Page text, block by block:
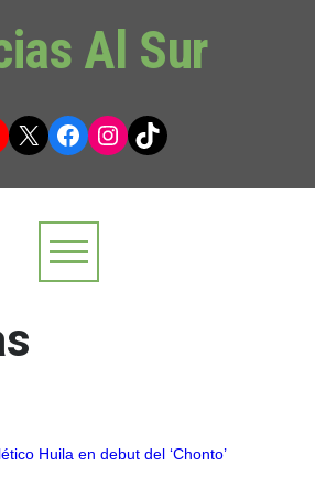
Al Sur
X Facebook
Instagram
TikTok